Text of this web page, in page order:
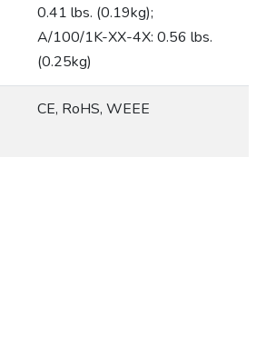
0.41 lbs. (0.19kg);
A/100/1K-XX-4X: 0.56 lbs.
(0.25kg)
CE, RoHS, WEEE